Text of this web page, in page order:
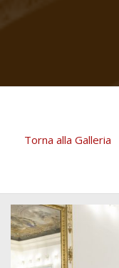
Torna alla Galleria